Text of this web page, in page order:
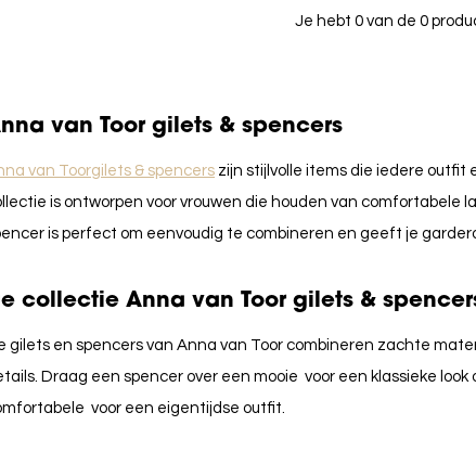
Je hebt 0 van de 0
van Toor gilets & spencers
van Toorgilets & spencers zijn stijlvolle items die iedere outfit
is ontworpen voor vrouwen die houden van comfortabele
is perfect om eenvoudig te combineren en geeft je
collectie Anna van Toor gilets &
gilets en spencers van Anna van Toor combineren zachte
Draag een spencer over een mooie voor een klassieke
voor een eigentijdse outfit.